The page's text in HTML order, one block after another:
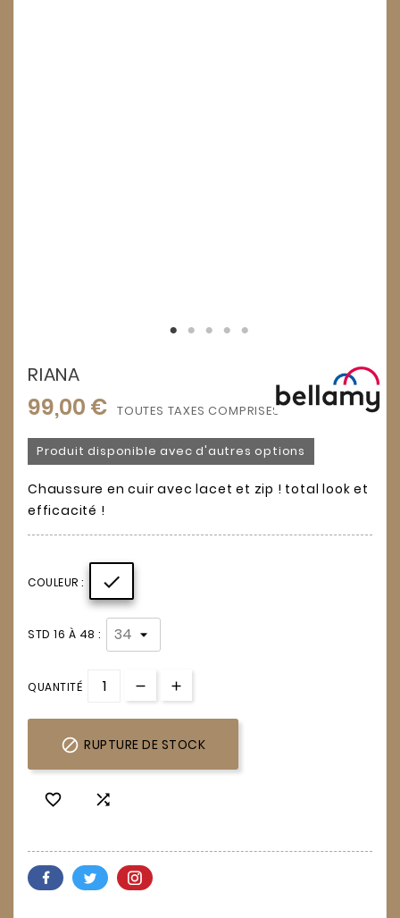
RIANA
99,00 € TOUTES TAXES COMPRISES
Produit disponible avec d'autres options
Chaussure en cuir avec lacet et zip ! total look et
efficacité !
COULEUR : 
STD 16 À 48 :
QUANTITÉ
 RUPTURE DE STOCK
 